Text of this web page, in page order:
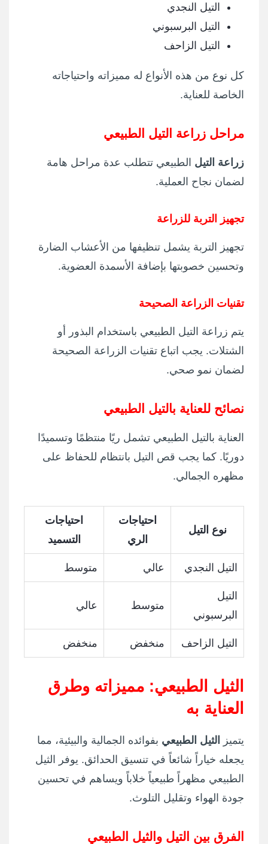
التيل النجدي
التيل البرسبوني
التيل الزاحف
كل نوع من هذه الأنواع له مميزاته واحتياجاته
الخاصة للعناية.
مراحل زراعة التيل الطبيعي
زراعة التيل الطبيعي تتطلب عدة مراحل هامة
لضمان نجاح العملية.
تجهيز التربة للزراعة
تجهيز التربة يشمل تنظيفها من الأعشاب الضارة
وتحسين خصوبتها بإضافة الأسمدة العضوية.
تقنيات الزراعة الصحيحة
يتم زراعة التيل الطبيعي باستخدام البذور أو
الشتلات. يجب اتباع تقنيات الزراعة الصحيحة
لضمان نمو صحي.
نصائح للعناية بالتيل الطبيعي
العناية بالتيل الطبيعي تشمل ريًا منتظمًا وتسميدًا
دوريًا. كما يجب قص التيل بانتظام للحفاظ على
مظهره الجمالي.
نوع التيل
احتياجات
الري
احتياجات
التسميد
التيل النجدي عالي متوسط
التيل
البرسبوني
متوسط عالي
التيل الزاحف منخفض منخفض
الثيل الطبيعي: مميزاته وطرق
العناية به
يتميز الثيل الطبيعي بفوائده الجمالية والبيئية، مما
يجعله خياراً شائعاً في تنسيق الحدائق. يوفر الثيل
الطبيعي مظهراً طبيعياً خلاباً ويساهم في تحسين
جودة الهواء وتقليل التلوث.
الفرق بين التيل والثيل الطبيعي